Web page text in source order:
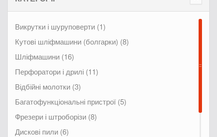
Викрутки і шуруповерти (1)
Кутові шліфмашини (болгарки) (8)
Шліфмашини (16)
Перфоратори і дрилі (11)
Відбійні молотки (3)
Багатофункціональні пристрої (5)
Фрезери і штроборізи (8)
Дискові пили (6)